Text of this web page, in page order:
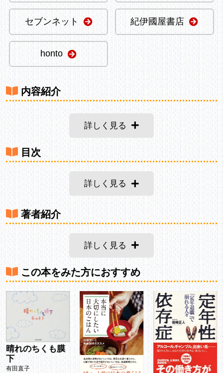
セブンネット 紀伊國屋書店
honto
内容紹介
詳しく見る
目次
詳しく見る
著者紹介
詳しく見る
この本をみた方におすすめ
晴れのちくも膜
下
有田直子